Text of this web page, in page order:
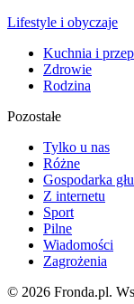
Lifestyle i obyczaje
Kuchnia i
Zdrowie
Rodzina
Pozostałe
Tylko u nas
Różne
Gospodarka
Z internetu
Sport
Pilne
Wiadomości
Zagrożenia
© 2026 Fronda.pl.